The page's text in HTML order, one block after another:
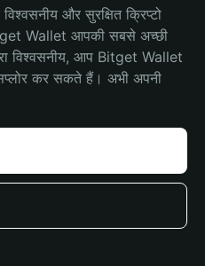
और सुरक्षित क्रिप्टो
Wallet आपकी सबसे अच्छी
विश्वसनीय, आप Bitget Wallet
कर सकते हैं। अभी अपनी